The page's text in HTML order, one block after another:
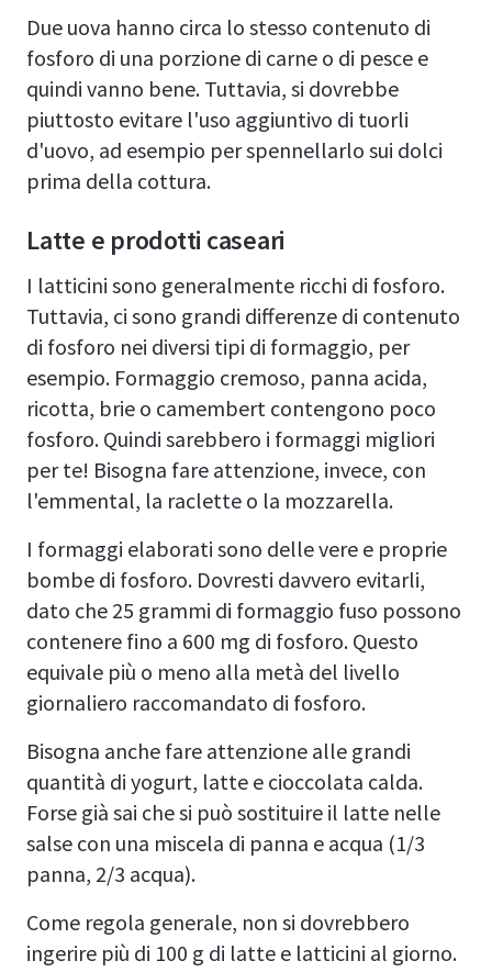
Due uova hanno circa lo stesso contenuto di
fosforo di una porzione di carne o di pesce e
quindi vanno bene. Tuttavia, si dovrebbe
piuttosto evitare l'uso aggiuntivo di tuorli
d'uovo, ad esempio per spennellarlo sui dolci
prima della cottura.
Latte e prodotti caseari
I latticini sono generalmente ricchi di fosforo.
Tuttavia, ci sono grandi differenze di contenuto
di fosforo nei diversi tipi di formaggio, per
esempio. Formaggio cremoso, panna acida,
ricotta, brie o camembert contengono poco
fosforo. Quindi sarebbero i formaggi migliori
per te! Bisogna fare attenzione, invece, con
l'emmental, la raclette o la mozzarella.
I formaggi elaborati sono delle vere e proprie
bombe di fosforo. Dovresti davvero evitarli,
dato che 25 grammi di formaggio fuso possono
contenere fino a 600 mg di fosforo. Questo
equivale più o meno alla metà del livello
giornaliero raccomandato di fosforo.
Bisogna anche fare attenzione alle grandi
quantità di yogurt, latte e cioccolata calda.
Forse già sai che si può sostituire il latte nelle
salse con una miscela di panna e acqua (1/3
panna, 2/3 acqua).
Come regola generale, non si dovrebbero
ingerire più di 100 g di latte e latticini al giorno.